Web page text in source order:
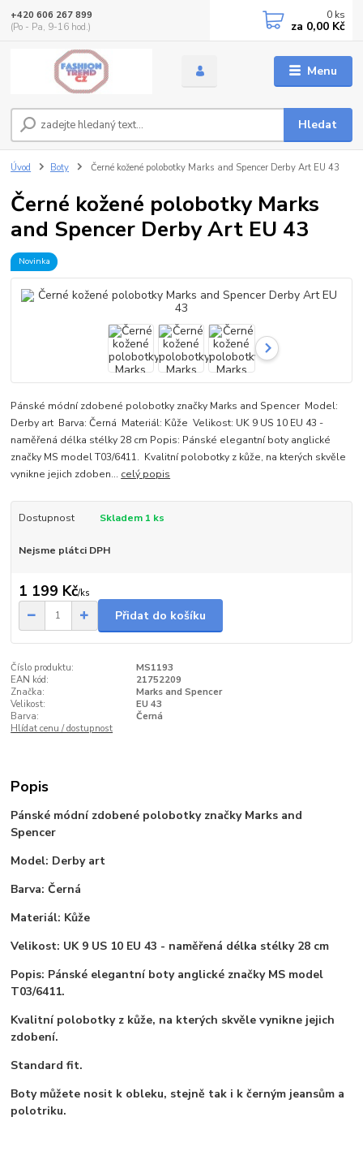
Menu
Hledat
+420 606 267 899
(Po - Pa, 9-16 hod.)
0 ks
za 0,00 Kč
Úvod Boty Černé kožené polobotky Marks and Spencer Derby Art EU 43
Černé kožené polobotky Marks
and Spencer Derby Art EU 43
Novinka
Pánské módní zdobené polobotky značky Marks and Spencer Model:
Derby art Barva: Černá Materiál: Kůže Velikost: UK 9 US 10 EU 43 -
naměřená délka stélky 28 cm Popis: Pánské elegantní boty anglické
značky MS model T03/6411. Kvalitní polobotky z kůže, na kterých skvěle
vynikne jejich zdoben... celý popis
Dostupnost Skladem 1 ks
Nejsme plátci DPH
1 199 Kč/ks
Přidat do košíku
Číslo produktu:
MS1193
EAN kód:
21752209
Značka:
Marks and Spencer
Velikost:
EU 43
Barva:
Černá
Hlídat cenu / dostupnost
Popis
Pánské módní zdobené polobotky značky Marks and
Spencer
Model: Derby art
Barva: Černá
Materiál: Kůže
Velikost: UK 9 US 10 EU 43 - naměřená délka stélky 28 cm
Popis: Pánské elegantní boty anglické značky MS model
T03/6411.
Kvalitní polobotky z kůže, na kterých skvěle vynikne jejich
zdobení.
Standard fit.
Boty můžete nosit k obleku, stejně tak i k černým jeansům a
polotriku.